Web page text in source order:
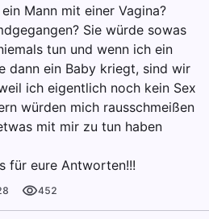
Mann mit einer Vagina?
Sie würde sowas
tun und wenn ich ein
dann ein Baby kriegt, sind wir
ich eigentlich noch kein Sex
würden mich rausschmeißen
mit mir zu tun haben
für eure Antworten!!!
452